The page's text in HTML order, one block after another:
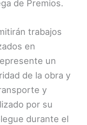
de Premios.
trabajos
en
un
de la obra y
y
por su
durante el